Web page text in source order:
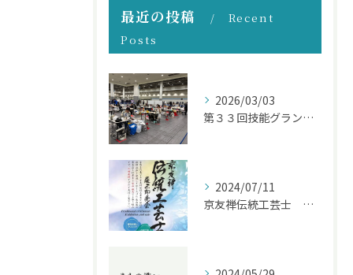
最近の投稿
Recent
Posts
2026/03/03
第３３回技能グランプリ
2024/07/11
京友禅伝統工芸士 展示即売会 7月１２～１５日